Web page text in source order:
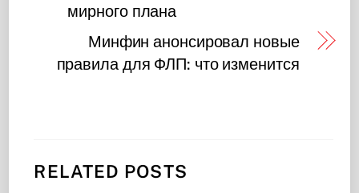
мирного плана
Минфин анонсировал новые
правила для ФЛП: что изменится
RELATED POSTS